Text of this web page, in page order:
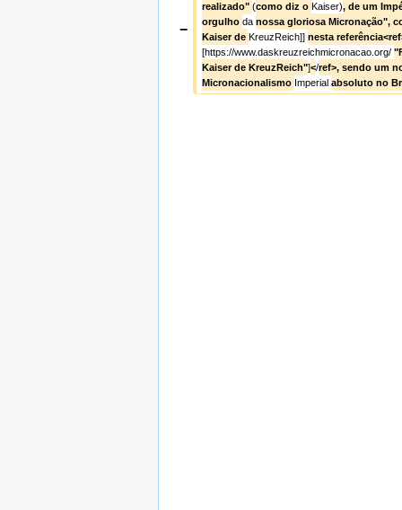
−
realizado" (como diz o Kaiser), de um
orgulho da nossa gloriosa Micronação",
Kaiser de KreuzReich]] nesta
[https://www.daskreuzreichmicronacao.org/
Kaiser de KreuzReich"]</ref>, sendo um
Micronacionalismo Imperial absoluto no